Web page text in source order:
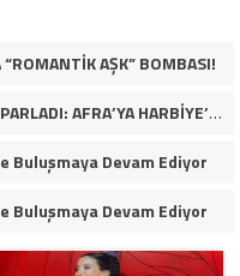
“ROMANTİK AŞK” BOMBASI!
MUSTAFA SANDAL İLE AYNI SAHNEDE PARLADI: AFRA’YA HARBİYE’DE BÜYÜK ALKIŞ
Buluşmaya Devam Ediyor
Buluşmaya Devam Ediyor